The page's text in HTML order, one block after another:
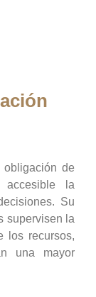
obligación de
la
Su
supervisen la
los recursos,
una mayor